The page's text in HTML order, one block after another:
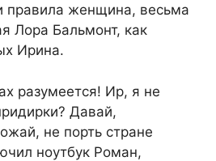
правила женщина, весьма
Лора Бальмонт, как
Ирина.
разумеется! Ир, я не
Давай,
не порть стране
ноутбук Роман,